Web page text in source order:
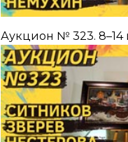
Аукцион № 323. 8–14